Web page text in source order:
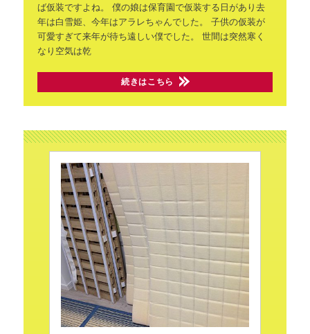
ば仮装ですよね。
僕の娘は保育園で仮装する日があり去
年は白雪姫、今年はアラレちゃんでした。
子供の仮装が
可愛すぎて来年が待ち遠しい僕でした。
世間は突然寒く
なり空気は乾
続きはこちら